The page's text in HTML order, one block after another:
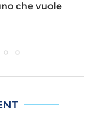
che vuole